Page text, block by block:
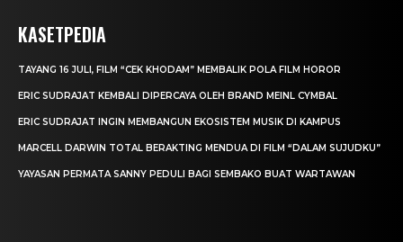
KASETPEDIA
TAYANG 16 JULI, FILM “CEK KHODAM” MEMBALIK POLA FILM HOROR
ERIC SUDRAJAT KEMBALI DIPERCAYA OLEH BRAND MEINL CYMBAL
ERIC SUDRAJAT INGIN MEMBANGUN EKOSISTEM MUSIK DI KAMPUS
MARCELL DARWIN TOTAL BERAKTING MENDUA DI FILM “DALAM SUJUDKU”
YAYASAN PERMATA SANNY PEDULI BAGI SEMBAKO BUAT WARTAWAN